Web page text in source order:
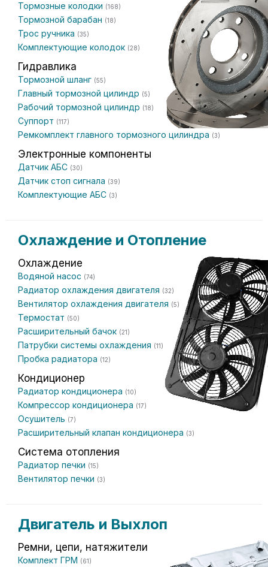
Тормозные колодки (168)
Тормозной барабан (18)
Трос ручника (35)
Комплектующие колодок (28)
Гидравлика
Тормозной шланг (55)
Главный тормозной цилиндр (5)
Рабочий тормозной цилиндр (18)
Суппорт (117)
Ремкомплект главного тормозного цилиндра (3)
Электронные компоненты
Датчик АБС (30)
Датчик стоп сигнала (39)
Комплектующие АБС (3)
Охлаждение и Отопление
Охлаждение
Водяной насос (74)
Радиатор охлаждения двигателя (32)
Вентилятор охлаждения двигателя (5)
Термостат (50)
Расширительный бачок (21)
Патрубки системы охлаждения (11)
Пробка радиатора (12)
Кондиционер
Радиатор кондиционера (10)
Компрессор кондиционера (17)
Осушитель (7)
Расширительный клапан кондиционера (3)
Система отопления
Радиатор печки (15)
Вентилятор печки (3)
Двигатель и Выхлоп
Ремни, цепи, натяжители
Комплект ГРМ (61)